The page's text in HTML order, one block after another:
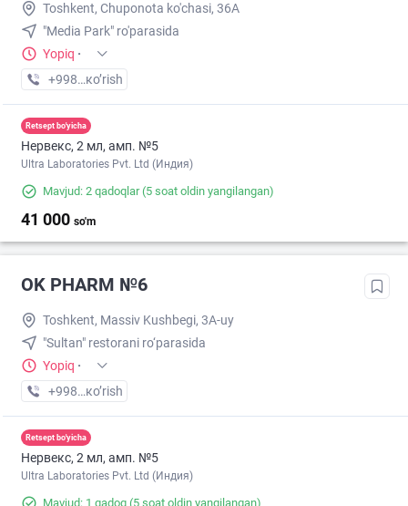
Toshkent, Chuponota ko'chasi, 36A
"Media Park" ro'parasida
Yopiq ·
+998 (77) XXX-XX-XX
кo’rish
Retsept bo'yicha
Нервекс, 2 мл, амп. №5
Ultra Laboratories Pvt. Ltd (Индия)
Mavjud: 2 qadoqlar(5 soat oldin yangilangan)
41 000 so'm
OK PHARM №6
Toshkent, Massiv Kushbegi, 3A-uy
"Sultan" restorani ro‘parasida
Yopiq ·
+998 (90) XXX-XX-XX
кo’rish
Retsept bo'yicha
Нервекс, 2 мл, амп. №5
Ultra Laboratories Pvt. Ltd (Индия)
Mavjud: 1 qadoq (5 soat oldin yangilangan)